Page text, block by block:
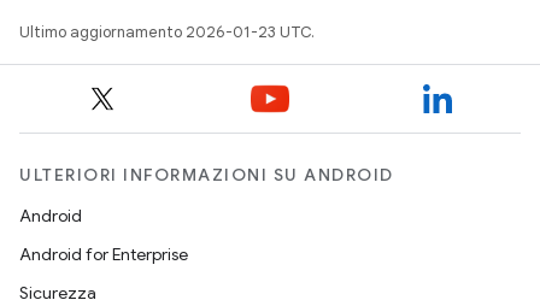
Ultimo aggiornamento 2026-01-23 UTC.
ULTERIORI INFORMAZIONI SU ANDROID
Android
Android for Enterprise
Sicurezza